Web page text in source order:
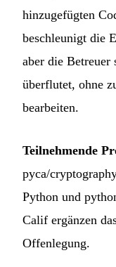
hinzugefügten
beschleunigt die
aber die Betreuer
überflutet, ohne
bearbeiten.
Teilnehmende
pyca/
Python und
Calif ergänzen
Offenlegung.